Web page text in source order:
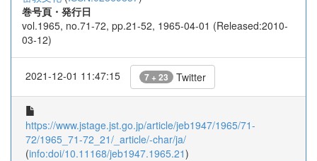
巻号頁・発行日
vol.1965, no.71-72, pp.21-52, 1965-04-01 (Released:2010-
03-12)
2021-12-01 11:47:15 7 + 23 Twitter
https://www.jstage.jst.go.jp/article/jeb1947/1965/71-
72/1965_71-72_21/_article/-char/ja/
(info:doi/10.11168/jeb1947.1965.21)